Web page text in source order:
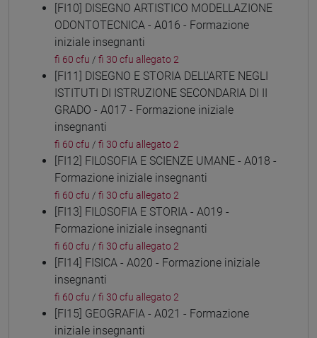
[FI10] DISEGNO ARTISTICO MODELLAZIONE
ODONTOTECNICA - A016 - Formazione
iniziale insegnanti
fi 60 cfu / fi 30 cfu allegato 2
[FI11] DISEGNO E STORIA DELL'ARTE NEGLI
ISTITUTI DI ISTRUZIONE SECONDARIA DI II
GRADO - A017 - Formazione iniziale
insegnanti
fi 60 cfu / fi 30 cfu allegato 2
[FI12] FILOSOFIA E SCIENZE UMANE - A018 -
Formazione iniziale insegnanti
fi 60 cfu / fi 30 cfu allegato 2
[FI13] FILOSOFIA E STORIA - A019 -
Formazione iniziale insegnanti
fi 60 cfu / fi 30 cfu allegato 2
[FI14] FISICA - A020 - Formazione iniziale
insegnanti
fi 60 cfu / fi 30 cfu allegato 2
[FI15] GEOGRAFIA - A021 - Formazione
iniziale insegnanti